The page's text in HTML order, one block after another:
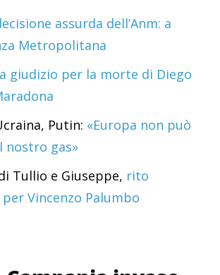
assurda dell’Anm: a
Metropolitana
giudizio per la morte di Diego
Putin: «Europa non può
gas»
Tullio e Giuseppe, rito
Vincenzo Palumbo